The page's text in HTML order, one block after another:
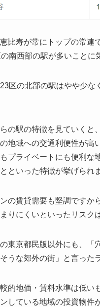
比寿が常にトップの常
南西部の駅が多いことに
区の北部の駅はやや少
の駅の特徴を見ていく
地域への交通利便性が
プライベートにも便利
といった特徴が挙げられ
の賃貸需要も堅調です
りにくいといったリスク
東京都民版以外にも、「
うな郊外の街」と言った
的地価・賃料水準は低い
している地域の投資物